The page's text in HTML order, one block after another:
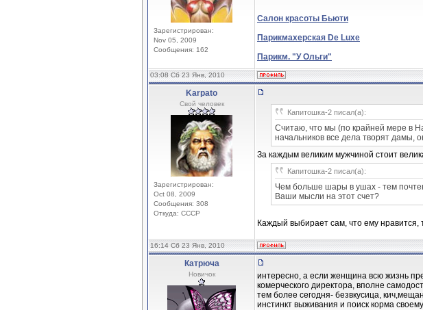
Зарегистрирован:
Nov 05, 2009
Сообщения: 162
Салон красоты Бьюти
Парикмахерская De Luxe
Парикм. "У Ольги"
03:08 Сб 23 Янв, 2010
Karpato
Свой человек
Зарегистрирован:
Oct 08, 2009
Сообщения: 308
Откуда: СССР
Капитошка-2 писал(а):
Считаю, что мы (по крайней мере в
начальников все дела творят дамы,
За каждым великим мужчиной стоит
Капитошка-2 писал(а):
Чем больше шары в ушах - тем
Ваши мысли на этот счет?
Каждый выбирает сам, что ему нравится,
16:14 Сб 23 Янв, 2010
Катрюча
Новичок
интересно, а если женщина всю жизнь
комерческого директора, вполне
тем более сегодня- безвкусица,
инстинкт выживания и поиск корма